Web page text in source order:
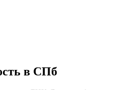
в СПб